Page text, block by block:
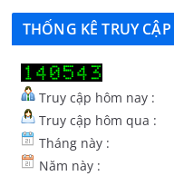
THỐNG KÊ TRUY CẬP
Truy cập hôm nay :
Truy cập hôm qua :
Tháng này :
Năm này :